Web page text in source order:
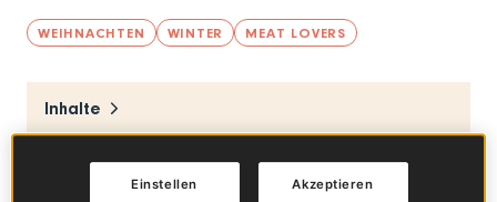
WEIHNACHTEN WINTER MEAT LOVERS
Inhalte
Ein Rezept vonMara Höffner("Life is full of
Akzeptieren
Einstellen